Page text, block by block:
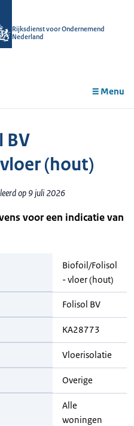
Rijksdienst voor Ondernemend
Nederland
Menu
BV
(hout)
op 9 juli 2026
voor een indicatie van
Biofoil/Folisol
- vloer (hout)
Folisol BV
KA28773
Vloerisolatie
Overige
Alle
woningen